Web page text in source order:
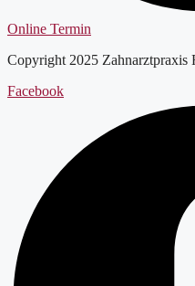
Online Termin
Copyright 2025 Zahnarztpraxis
Facebook